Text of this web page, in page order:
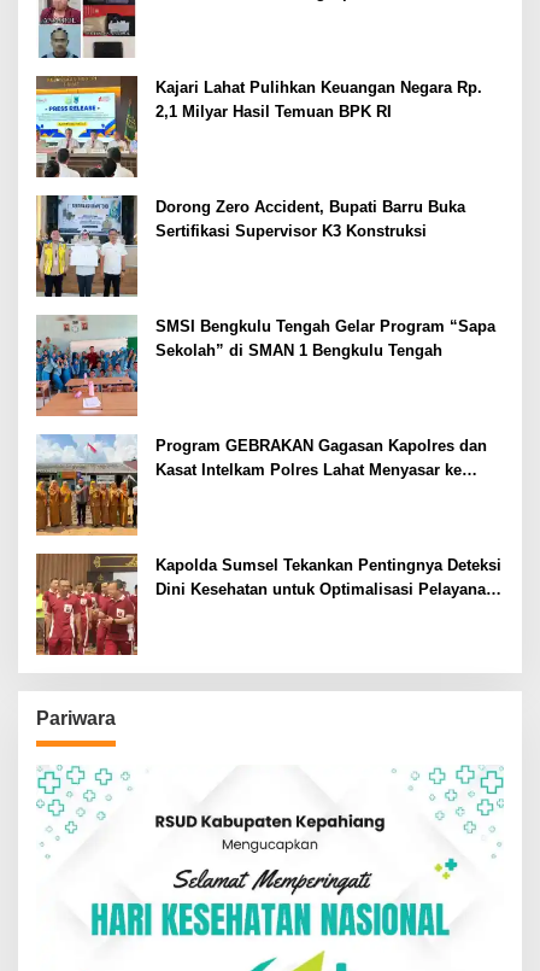
Kajari Lahat Pulihkan Keuangan Negara Rp.
2,1 Milyar Hasil Temuan BPK RI
Dorong Zero Accident, Bupati Barru Buka
Sertifikasi Supervisor K3 Konstruksi
SMSI Bengkulu Tengah Gelar Program “Sapa
Sekolah” di SMAN 1 Bengkulu Tengah
Program GEBRAKAN Gagasan Kapolres dan
Kasat Intelkam Polres Lahat Menyasar ke
Kapolda Sumsel Tekankan Pentingnya Deteksi
Dini Kesehatan untuk Optimalisasi Pelayanan
Pariwara